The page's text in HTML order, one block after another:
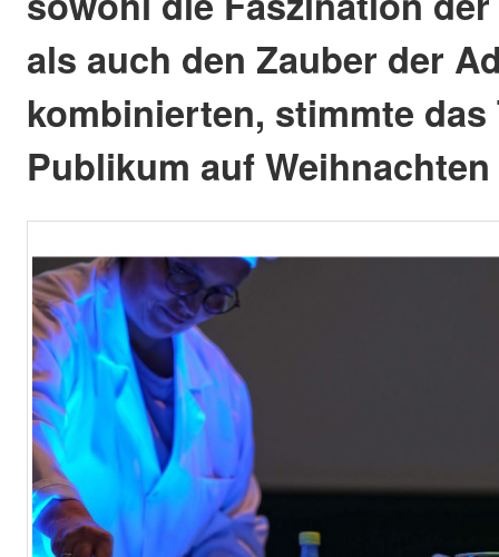
als auch den Zauber der
kombinierten, stimmte das
Publikum auf